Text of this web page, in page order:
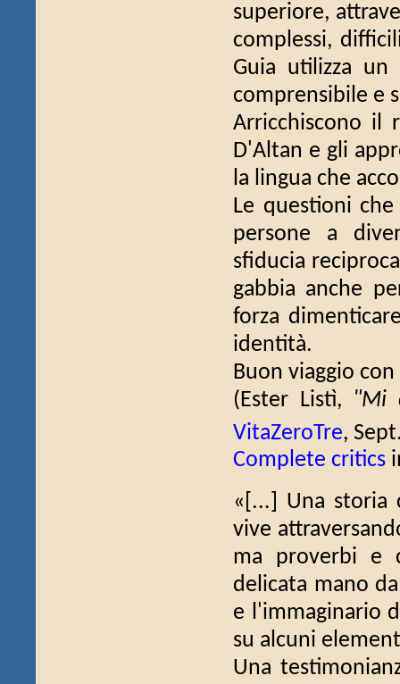
superiore,
complessi,
Guia utilizza
comprensibile e
Arricchiscono il
D'Altan e gli
la lingua che
Le questioni
persone a
sfiducia
gabbia anche
forza
identità.
Buon viaggio
(Ester Listì,
"Mi
VitaZeroTre,
Complete critics
«[...] Una storia
vive
ma proverbi e
delicata mano
e l'immaginario
su alcuni
Una